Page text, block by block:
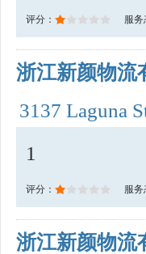
评分： 服务
浙江新颜物流
3137 Laguna
1
评分： 服务
浙江新颜物流